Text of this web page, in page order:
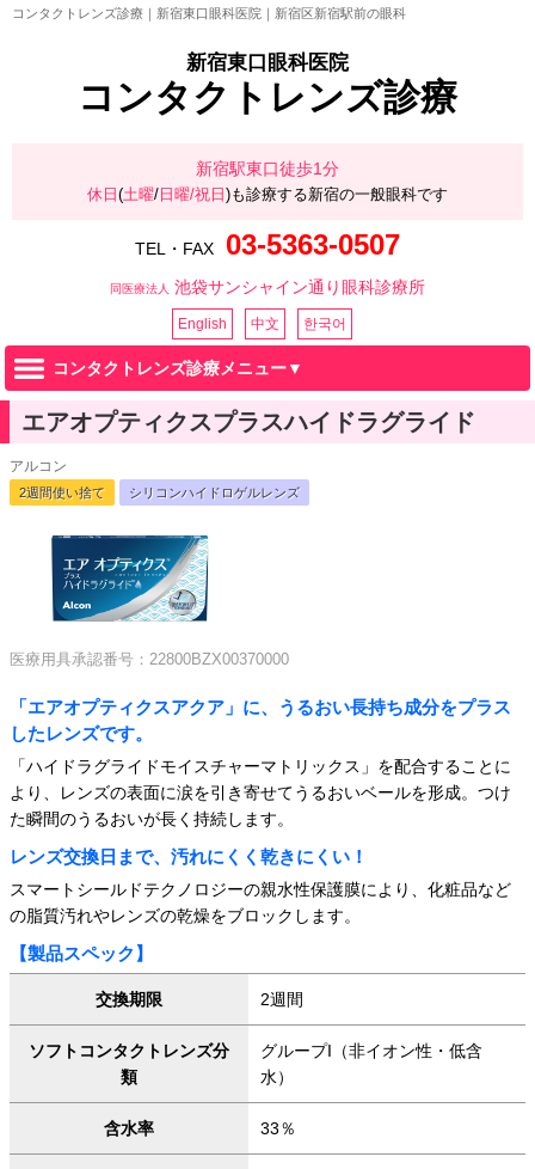
コンタクトレンズ診療｜新宿東口眼科医院｜新宿区新宿駅前の眼科
新宿東口眼科医院
コンタクトレンズ診療
新宿駅東口徒歩1分
休日 (土曜/ 日曜/祝日 )も診療する新宿の一般眼科です
TEL・FAX 03-5363-0507
同医療法人 池袋サンシャイン通り眼科診療所
English 中文 한국어
コンタクトレンズ診療メニュー▼
エアオプティクスプラスハイドラグライド
アルコン
2週間使い捨て シリコンハイドロゲルレンズ
医療用具承認番号：22800BZX00370000
「エアオプティクスアクア」に、うるおい長持ち成分をプラス
したレンズです。
「ハイドラグライドモイスチャーマトリックス」を配合することに
より、レンズの表面に涙を引き寄せてうるおいベールを形成。つけ
た瞬間のうるおいが長く持続します。
レンズ交換日まで、汚れにくく乾きにくい！
スマートシールドテクノロジーの親水性保護膜により、化粧品など
の脂質汚れやレンズの乾燥をブロックします。
【製品スペック】
交換期限 2週間
ソフトコンタクトレンズ分
類
グループI（非イオン性・低含
水）
含水率 33％